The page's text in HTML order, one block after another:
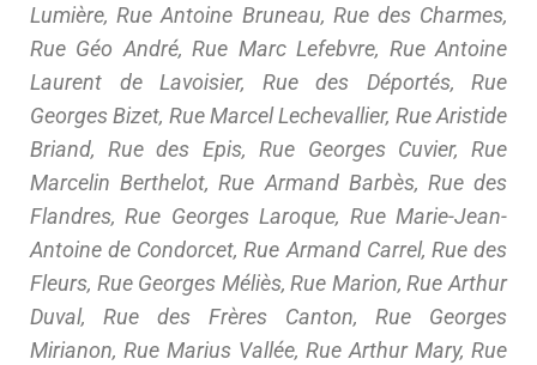
Lumière, Rue Antoine Bruneau, Rue des Charmes,
Rue Géo André, Rue Marc Lefebvre, Rue Antoine
Laurent de Lavoisier, Rue des Déportés, Rue
Georges Bizet, Rue Marcel Lechevallier, Rue Aristide
Briand, Rue des Epis, Rue Georges Cuvier, Rue
Marcelin Berthelot, Rue Armand Barbès, Rue des
Flandres, Rue Georges Laroque, Rue Marie-Jean-
Antoine de Condorcet, Rue Armand Carrel, Rue des
Fleurs, Rue Georges Méliès, Rue Marion, Rue Arthur
Duval, Rue des Frères Canton, Rue Georges
Mirianon, Rue Marius Vallée, Rue Arthur Mary, Rue